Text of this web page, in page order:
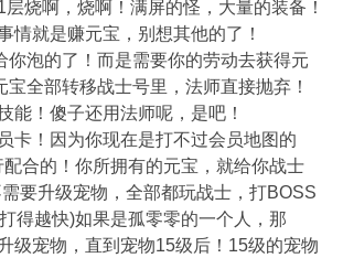
烧啊，烧啊！满屏的怪，大量的装备！
情就是赚元宝，别想其他的了！
泡的了！而是需要你的劳动去获得元
全部转移战士号里，法师直接抛弃！
能！傻子还用法师呢，是吧！
卡！因为你现在是打不过会员地图的
合的！你所拥有的元宝，就给你战士
要升级宠物，全部都玩战士，打BOSS
得越快)如果是孤零零的一个人，那
级宠物，直到宠物15级后！15级的宠物